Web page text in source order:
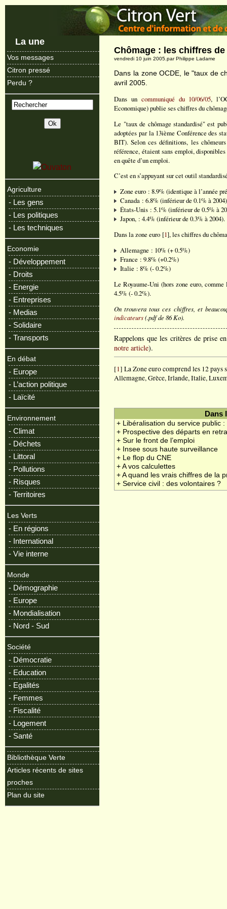
La une
Vos messages
Citron pressé
Perdu ?
Agriculture
- Les gens
- Les politiques
- Les techniques
Economie
- Développement
- Droits
- Energie
- Entreprises
- Medias
- Solidaire
- Transports
En débat
- Europe
- L’action politique
- Laïcité
Environnement
- Climat
- Déchets
- Littoral
- Pollutions
- Risques
- Territoires
Les Verts
- En régions
- International
- Vie interne
Monde
- Démographie
- Europe
- Mondialisation
- Nord - Sud
Société
- Démocratie
- Education
- Egalités
- Femmes
- Fiscalité
- Logement
- Santé
Bibliothèque Verte
Articles récents de sites
proches
Plan du site
Chômage : les chiffres de
vendredi 10 juin 2005.par Philippe Ladame
Dans la zone OCDE, le "taux de
avril 2005.
Dans un communiqué du 10/06/05,
Economique) publie ses chiffres du
Le "taux de chômage standardisé" est
adoptées par la 13ième Conférence des
BIT). Selon ces définitions, les
référence, étaient sans emploi,
en quête d’un emploi.
C’est en s’appuyant sur cet outil
Zone euro : 8.9% (identique à l’année
Canada : 6.8% (inférieur de 0.1% à 2004)
États-Unis : 5.1% (inférieur de 0.5% à
Japon, : 4.4% (inférieur de 0.3% à 2004).
Dans la zone euro [1], les chiffres du
Allemagne : 10% (+ 0.5%)
France : 9.8% (+0.2%)
Italie : 8% (- 0.2%)
Le Royaume-Uni (hors zone euro,
4.5% (- 0.2%).
On trouvera tous ces chiffres, et
indicateurs(.pdf de 86 Ko).
Rappelons que les critères de prise
notre article).
[1] La Zone euro comprend les 12
Allemagne, Grèce, Irlande, Italie,
Dans
+ Libéralisation du service public
+ Prospective des départs en
+ Sur le front de l’emploi
+ Insee sous haute surveillance
+ Le flop du CNE
+ A vos calculettes
+ A quand les vrais chiffres de la
+ Service civil : des volontaires ?